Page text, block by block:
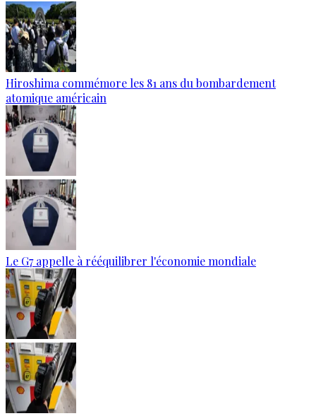
Hiroshima commémore les 81 ans du bombardement
atomique américain
Le G7 appelle à rééquilibrer l'économie mondiale